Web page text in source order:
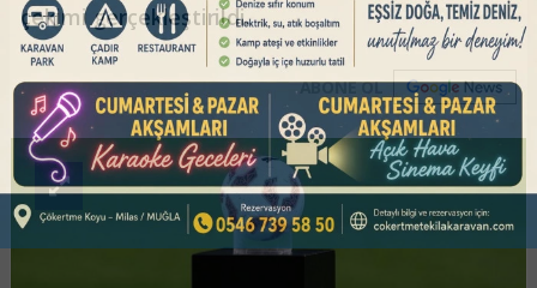
çekimi gerçekleştirildi.
ABONE OL